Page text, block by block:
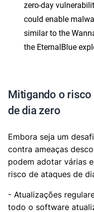
zero-day
could enable
similar to the
the EternalBlue
Mitigando o
de dia zero
Embora seja um
contra ameaças
podem adotar várias
risco de ataques de
- Atualizações
todo o software